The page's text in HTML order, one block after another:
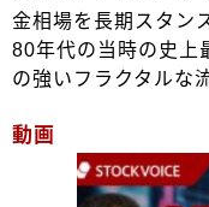
金相場を長期スタン
80年代の当時の史上
の強いフラクタルな
動画